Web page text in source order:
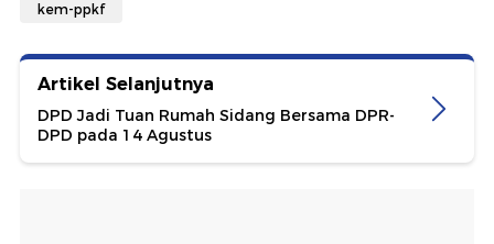
kem-ppkf
Artikel Selanjutnya
DPD Jadi Tuan Rumah Sidang Bersama DPR-
DPD pada 14 Agustus